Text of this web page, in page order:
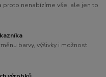
proto nenabízíme vše, ale jen to
barvy, výšivky i možnost